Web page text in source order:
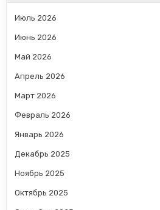
Июль 2026
Июнь 2026
Май 2026
Апрель 2026
Март 2026
Февраль 2026
Январь 2026
Декабрь 2025
Ноябрь 2025
Октябрь 2025